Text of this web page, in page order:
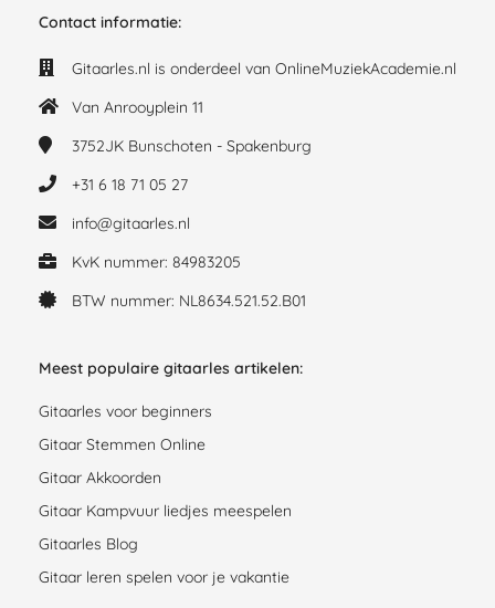
Contact informatie:
Gitaarles.nl is onderdeel van OnlineMuziekAcademie.nl
Van Anrooyplein 11
3752JK Bunschoten - Spakenburg
+31 6 18 71 05 27
info@gitaarles.nl
KvK nummer: 84983205
BTW nummer: NL8634.521.52.B01
Meest populaire gitaarles artikelen:
Gitaarles voor beginners
Gitaar Stemmen Online
Gitaar Akkoorden
Gitaar Kampvuur liedjes meespelen
Gitaarles Blog
Gitaar leren spelen voor je vakantie